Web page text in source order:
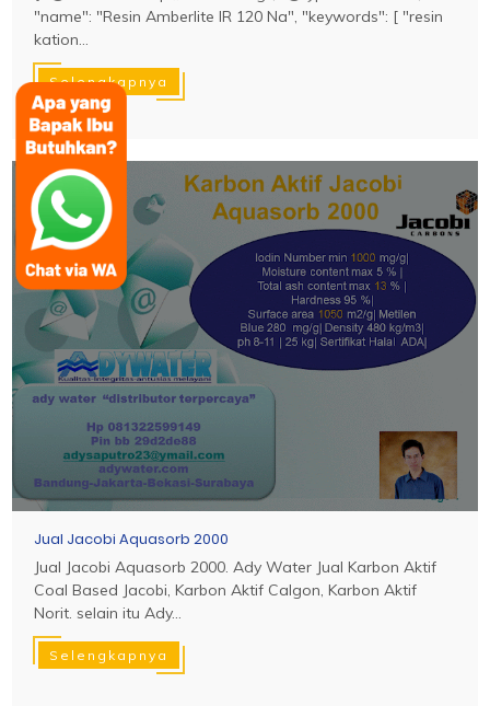
"name": "Resin Amberlite IR 120 Na", "keywords": [ "resin
kation...
Selengkapnya
Jual Jacobi Aquasorb 2000
Jual Jacobi Aquasorb 2000. Ady Water Jual Karbon Aktif
Coal Based Jacobi, Karbon Aktif Calgon, Karbon Aktif
Norit. selain itu Ady...
Selengkapnya